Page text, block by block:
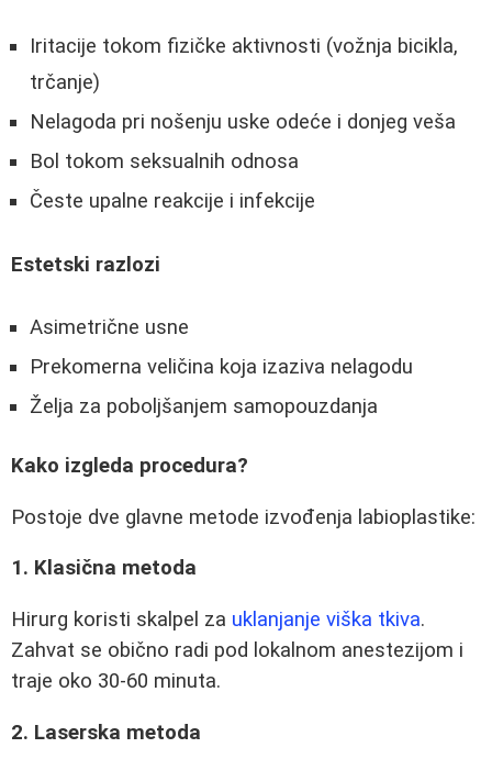
Iritacije tokom fizičke aktivnosti (vožnja bicikla,
trčanje)
Nelagoda pri nošenju uske odeće i donjeg veša
Bol tokom seksualnih odnosa
Česte upalne reakcije i infekcije
Estetski razlozi
Asimetrične usne
Prekomerna veličina koja izaziva nelagodu
Želja za poboljšanjem samopouzdanja
Kako izgleda procedura?
Postoje dve glavne metode izvođenja labioplastike:
1. Klasična metoda
Hirurg koristi skalpel za uklanjanje viška tkiva.
Zahvat se obično radi pod lokalnom anestezijom i
traje oko 30-60 minuta.
2. Laserska metoda